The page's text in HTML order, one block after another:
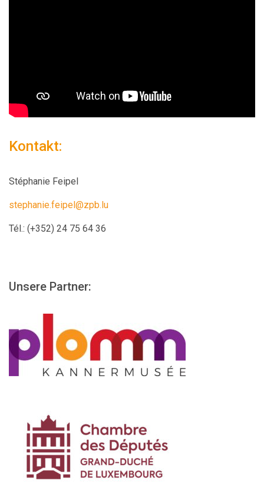
Kontakt:
Stéphanie Feipel
stephanie.feipel@zpb.lu
Tél.: (+352) 24 75 64 36
Unsere Partner: